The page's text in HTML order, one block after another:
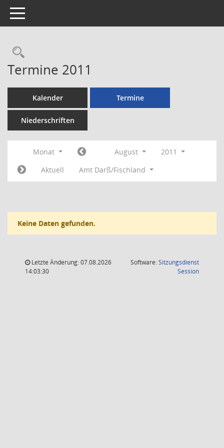
Toggle navigation
Rechercheauswahl
Termine 2011
Kalender Termine
Niederschriften
Monat August
2011
Aktuell
Amt Darß/Fischland
Keine Daten gefunden.
Letzte Änderung: 07.08.2026
14:03:30
Software:Sitzungsdienst
Session(Wird in